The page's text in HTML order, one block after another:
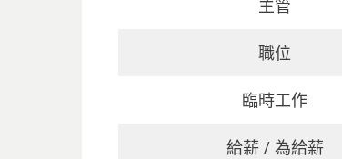
主管
職位
臨時工作
給薪 / 為給薪